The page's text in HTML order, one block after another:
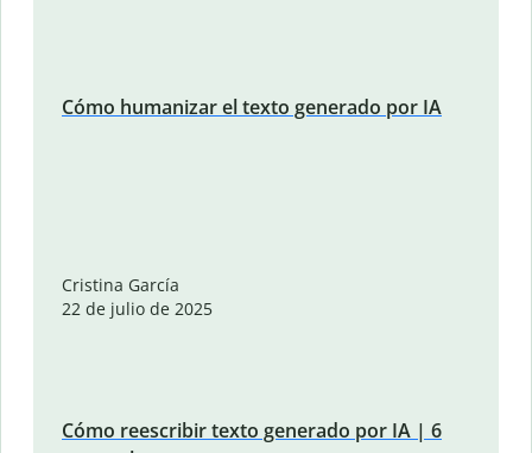
Cómo humanizar el texto generado por IA
Cristina García
22 de julio de 2025
Cómo reescribir texto generado por IA | 6